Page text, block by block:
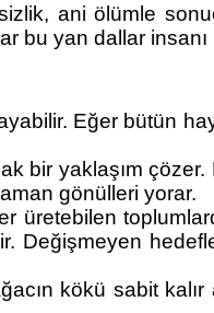
ani ölümle
bu yan dallar
Eğer bütün
bir yaklaşım çözer.
gönülleri yorar.
Değişmeyen
kökü sabit kalır